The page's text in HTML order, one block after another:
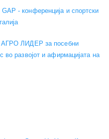
- конференција и спортски
АГРО ЛИДЕР за посебни
во развојот и афирмацијата на